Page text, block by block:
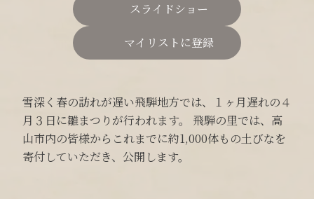
雪深く春の訪れが遅い飛騨地方では、１ヶ月遅れの４
月３日に雛まつりが行われます。 飛騨の里では、高
山市内の皆様からこれまでに約1,000体もの土びなを
寄付していただき、公開します。
スライドショー
マイリストに登録